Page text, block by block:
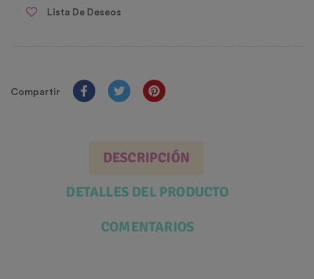
Lista De Deseos
Compartir
DESCRIPCIÓN
DETALLES DEL PRODUCTO
COMENTARIOS